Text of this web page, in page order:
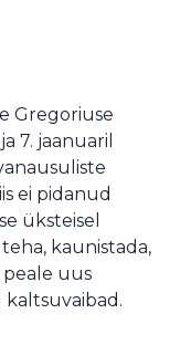
Gregoriuse
7. jaanuaril
ei pidanud
üksteisel
kaunistada,
uus